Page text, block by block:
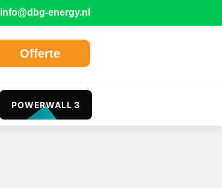
info@dbg-energy.nl
Offerte
POWERWALL 3